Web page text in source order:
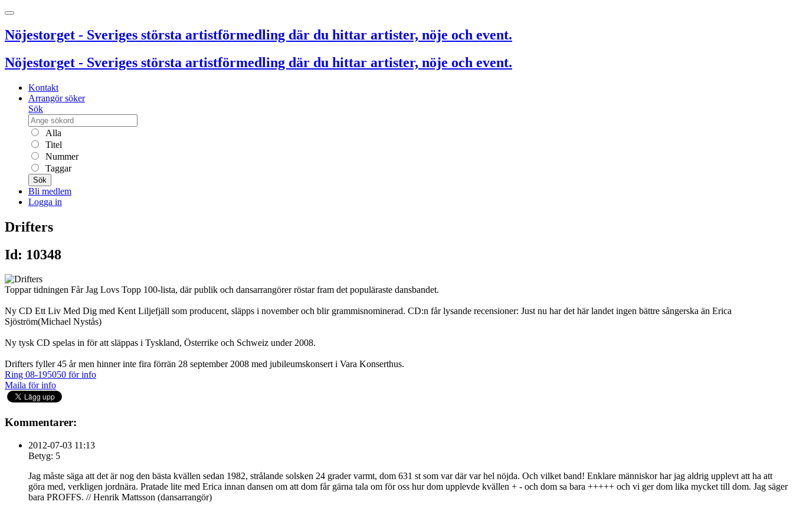
Nöjestorget - Sveriges största artistförmedling där du hittar artister, nöje och event.
Nöjestorget - Sveriges största artistförmedling där du hittar artister, nöje och event.
Kontakt
Arrangör söker
Sök
Alla
Titel
Nummer
Taggar
Sök
Bli medlem
Logga in
Drifters
Id: 10348
Toppar tidningen Får Jag Lovs Topp 100-lista, där publik och dansarrangörer röstar fram det populäraste dansbandet.
Ny CD Ett Liv Med Dig med Kent Liljefjäll som producent, släpps i november och blir grammisnominerad. CD:n får lysande recensioner: Just nu har det här landet ingen bättre sångerska än Erica
Sjöström(Michael Nystås)
Ny tysk CD spelas in för att släppas i Tyskland, Österrike och Schweiz under 2008.
Drifters fyller 45 år men hinner inte fira förrän 28 september 2008 med jubileumskonsert i Vara Konserthus.
Ring 08-195050 för info
Maila för info
Kommentarer:
2012-07-03 11:13
Betyg: 5
Jag måste säga att det är nog den bästa kvällen sedan 1982, strålande solsken 24 grader varmt, dom 631 st som var där var hel nöjda. Och vilket band! Enklare människor har jag aldrig upplevt att ha att
göra med, verkligen jordnära. Pratade lite med Erica innan dansen om att dom får gärna tala om för oss hur dom upplevde kvällen + - och dom sa bara +++++ och vi ger dom lika mycket till dom. Jag säger
bara PROFFS. // Henrik Mattsson (dansarrangör)